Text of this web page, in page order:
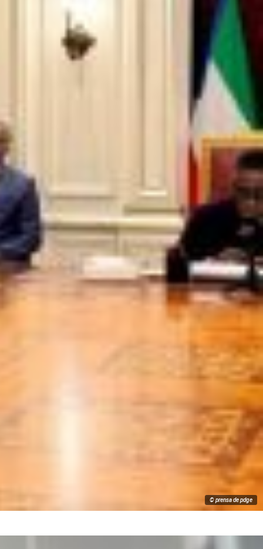
© prensa de pdge